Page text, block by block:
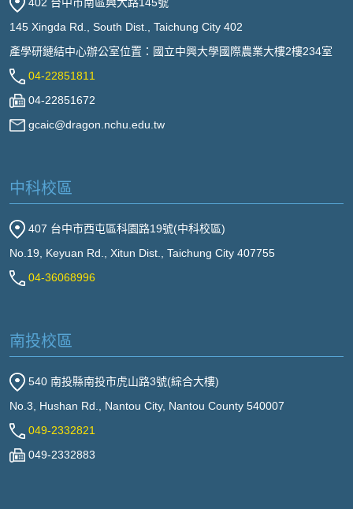
145 Xingda Rd., South Dist., Taichung City 402
產學研鏈結中心辦公室位置：國立中興大學國際農業大樓2樓234室
04-22851811
04-22851672
gcaic@dragon.nchu.edu.tw
中科校區
407 台中市西屯區科園路19號(中科校區)
No.19, Keyuan Rd., Xitun Dist., Taichung City 407755
04-36068996
南投校區
540 南投縣南投市虎山路3號(綜合大樓)
No.3, Hushan Rd., Nantou City, Nantou County 540007
049-2332821
049-2332883